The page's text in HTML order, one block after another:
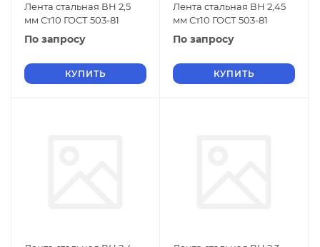
Лента стальная ВН 2,5
мм Ст10 ГОСТ 503-81
По запросу
КУПИТЬ
Лента стальная ВН 2,45
мм Ст10 ГОСТ 503-81
По запросу
КУПИТЬ